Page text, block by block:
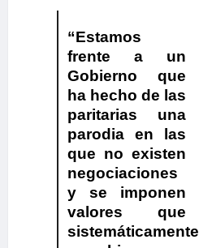
“Estamos
frente a un
Gobierno que
ha hecho de las
paritarias una
parodiaen las
que no existen
negociaciones
y se imponen
valores que
sistemáticamente